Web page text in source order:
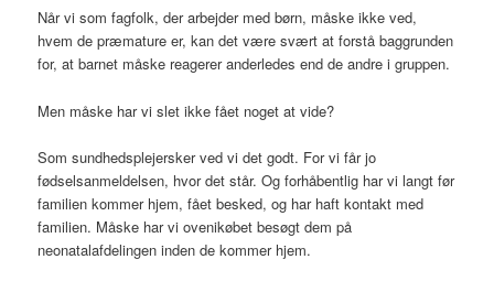
Når vi som fagfolk, der arbejder med børn, måske ikke ved,
hvem de præmature er, kan det være svært at forstå baggrunden
for, at barnet måske reagerer anderledes end de andre i gruppen.
Men måske har vi slet ikke fået noget at vide?
Som sundhedsplejersker ved vi det godt. For vi får jo
fødselsanmeldelsen, hvor det står. Og forhåbentlig har vi langt før
familien kommer hjem, fået besked, og har haft kontakt med
familien. Måske har vi ovenikøbet besøgt dem på
neonatalafdelingen inden de kommer hjem.